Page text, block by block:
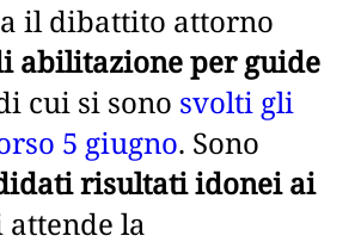
il dibattito attorno
abilitazione per guide
cui si sono svolti gli
5 giugno. Sono
risultati idonei ai
la